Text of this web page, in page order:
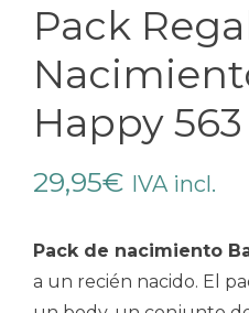
Pack
Happy 563
29,95€ IVA incl.
Pack de nacimiento
a un recién nacido. El